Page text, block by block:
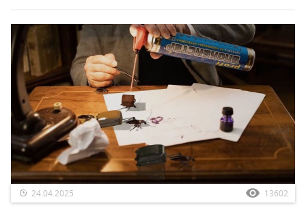
24.04.2025 13602